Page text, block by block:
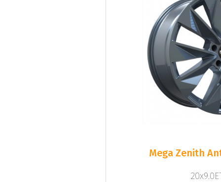
Mega Zenith